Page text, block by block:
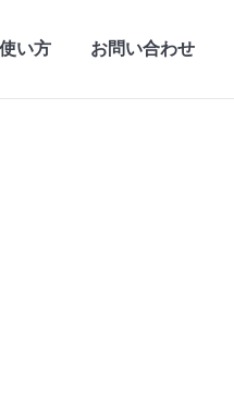
い方 お問い合わせ